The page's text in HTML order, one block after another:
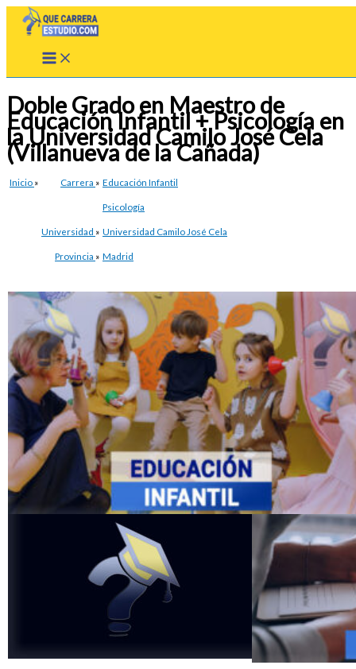
Doble Grado en Maestro de
Educación Infantil + Psicología en
la Universidad Camilo José Cela
(Villanueva de la Cañada)
Inicio » Carrera » Educación Infantil
Psicología
Universidad » Universidad Camilo José Cela
Provincia » Madrid